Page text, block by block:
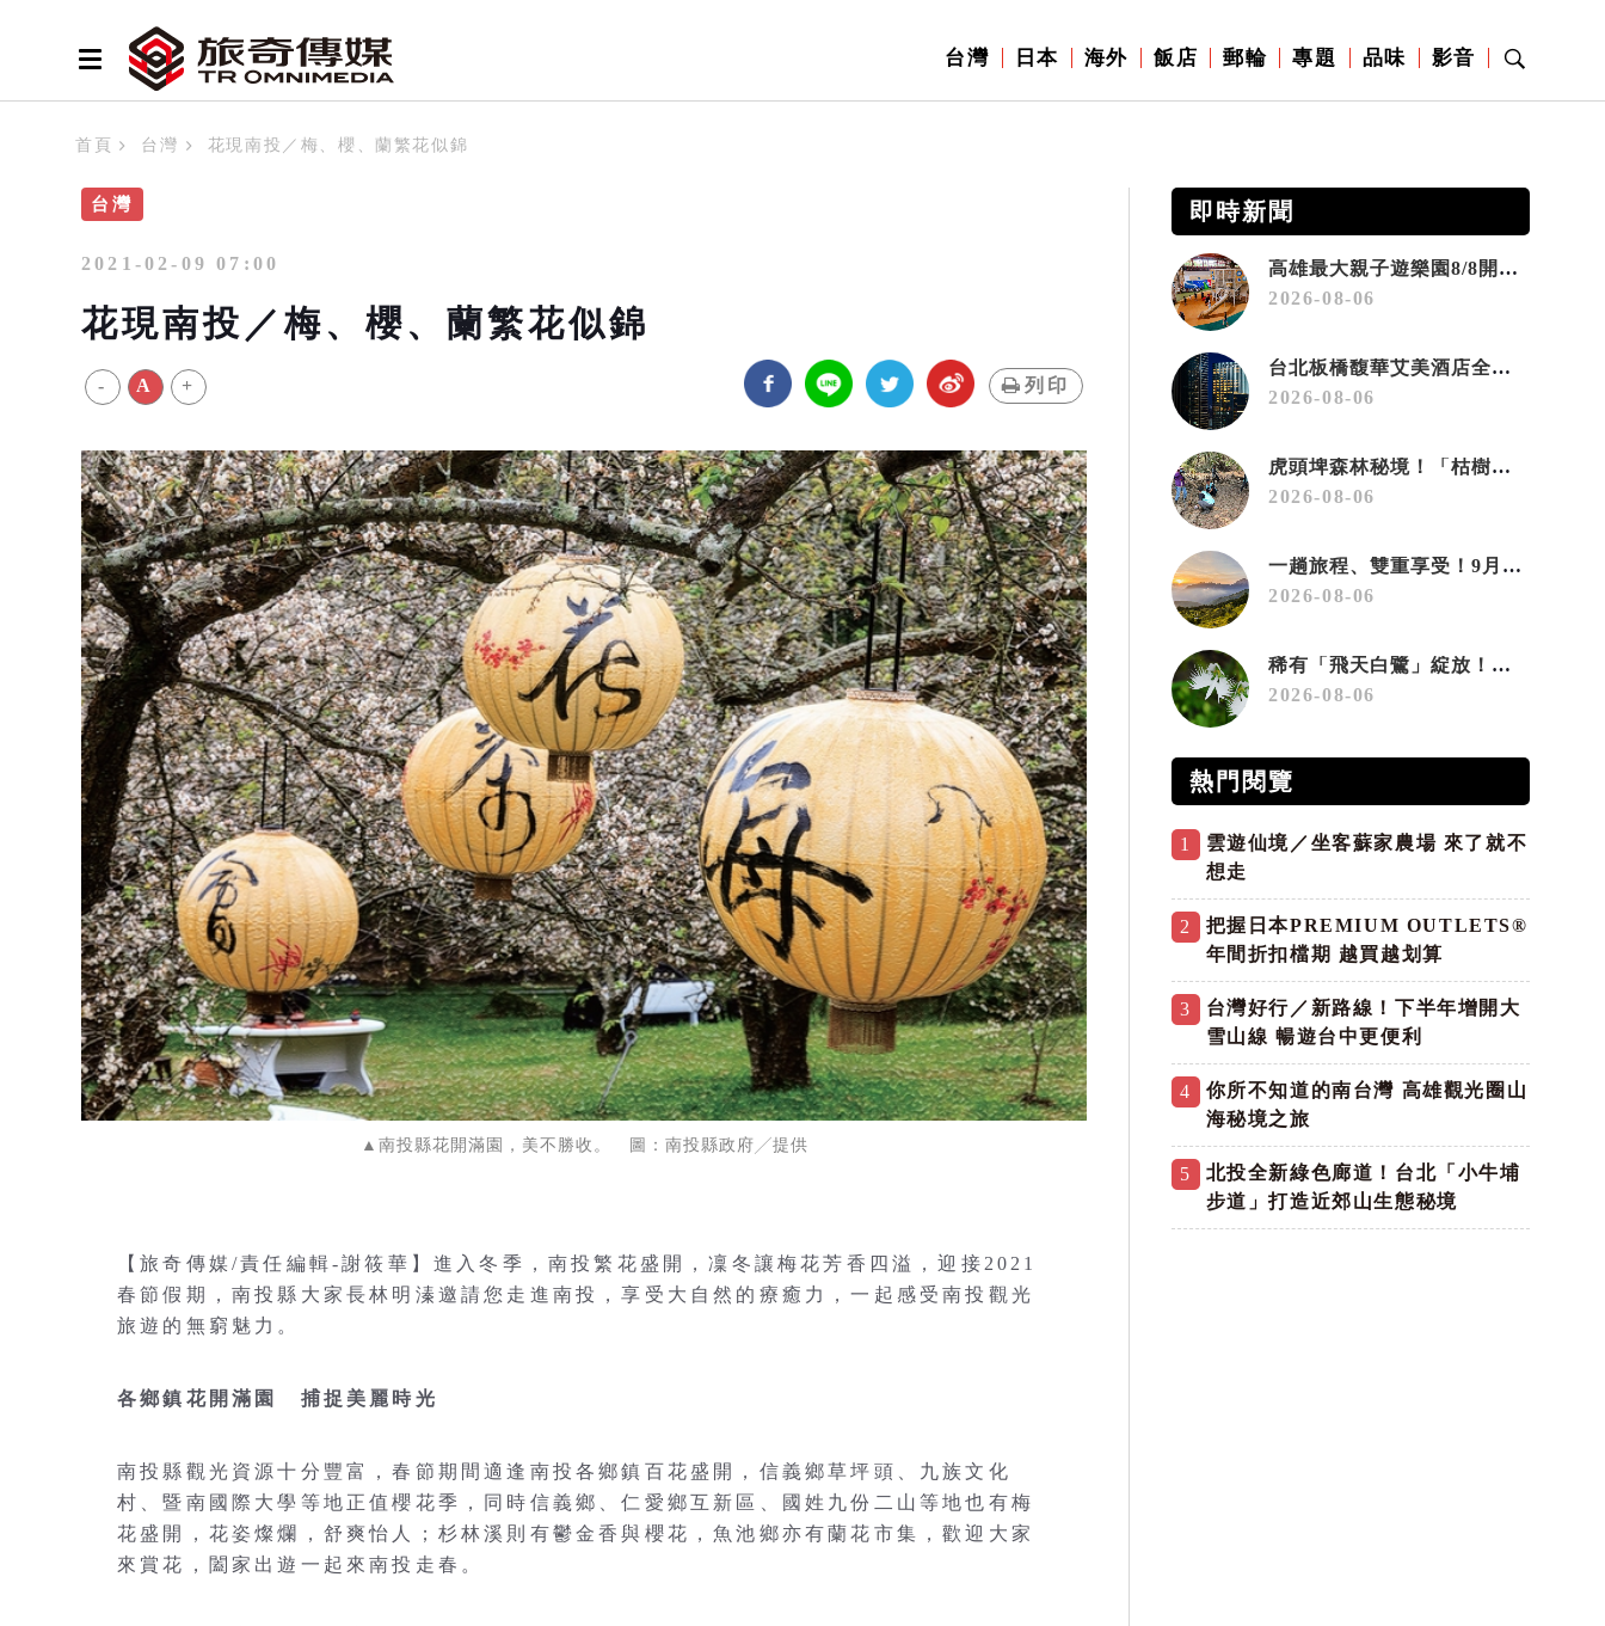
台灣 日本 海外 飯店 郵輪 專題 品味 影音
首頁 台灣 花現南投／梅、櫻、蘭繁花似錦
台灣
2021-02-09 07:00
花現南投／梅、櫻、蘭繁花似錦
- A + 列印
▲南投縣花開滿園，美不勝收。 圖：南投縣政府╱提供
【旅奇傳媒/責任編輯-謝筱華】進入冬季，南投繁花盛開，凜冬讓梅花芳香四溢，迎接2021
春節假期，南投縣大家長林明溱邀請您走進南投，享受大自然的療癒力，一起感受南投觀光
旅遊的無窮魅力。
各鄉鎮花開滿園 捕捉美麗時光
南投縣觀光資源十分豐富，春節期間適逢南投各鄉鎮百花盛開，信義鄉草坪頭、九族文化
村、暨南國際大學等地正值櫻花季，同時信義鄉、仁愛鄉互新區、國姓九份二山等地也有梅
花盛開，花姿燦爛，舒爽怡人；杉林溪則有鬱金香與櫻花，魚池鄉亦有蘭花市集，歡迎大家
來賞花，闔家出遊一起來南投走春。
即時新聞
高雄最大親子遊樂園8/8開幕！30項設施免費玩、YOYO家族嗨翻暑假
2026-08-06
台北板橋馥華艾美酒店全新開幕 感官藝術策展打造旅居新風格
2026-08-06
虎頭埤森林秘境！「枯樹籬步道」生態復育有成 走進大自然生命教室
2026-08-06
一趟旅程、雙重享受！9月住宿合歡山 順遊奧萬大10元優惠入園
2026-08-06
稀有「飛天白鷺」綻放！神戶六甲高山植物園「鷺草」珍貴現身
2026-08-06
熱門閱覽
1
雲遊仙境／坐客蘇家農場 來了就不
想走
2
把握日本PREMIUM OUTLETS®
年間折扣檔期 越買越划算
3
台灣好行／新路線！下半年增開大
雪山線 暢遊台中更便利
4
你所不知道的南台灣 高雄觀光圈山
海秘境之旅
5
北投全新綠色廊道！台北「小牛埔
步道」打造近郊山生態秘境